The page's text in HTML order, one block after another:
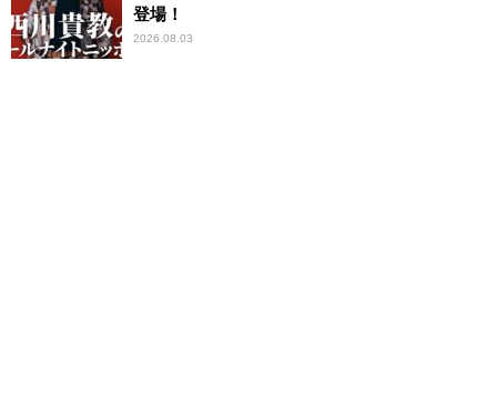
登場！
2026.08.03